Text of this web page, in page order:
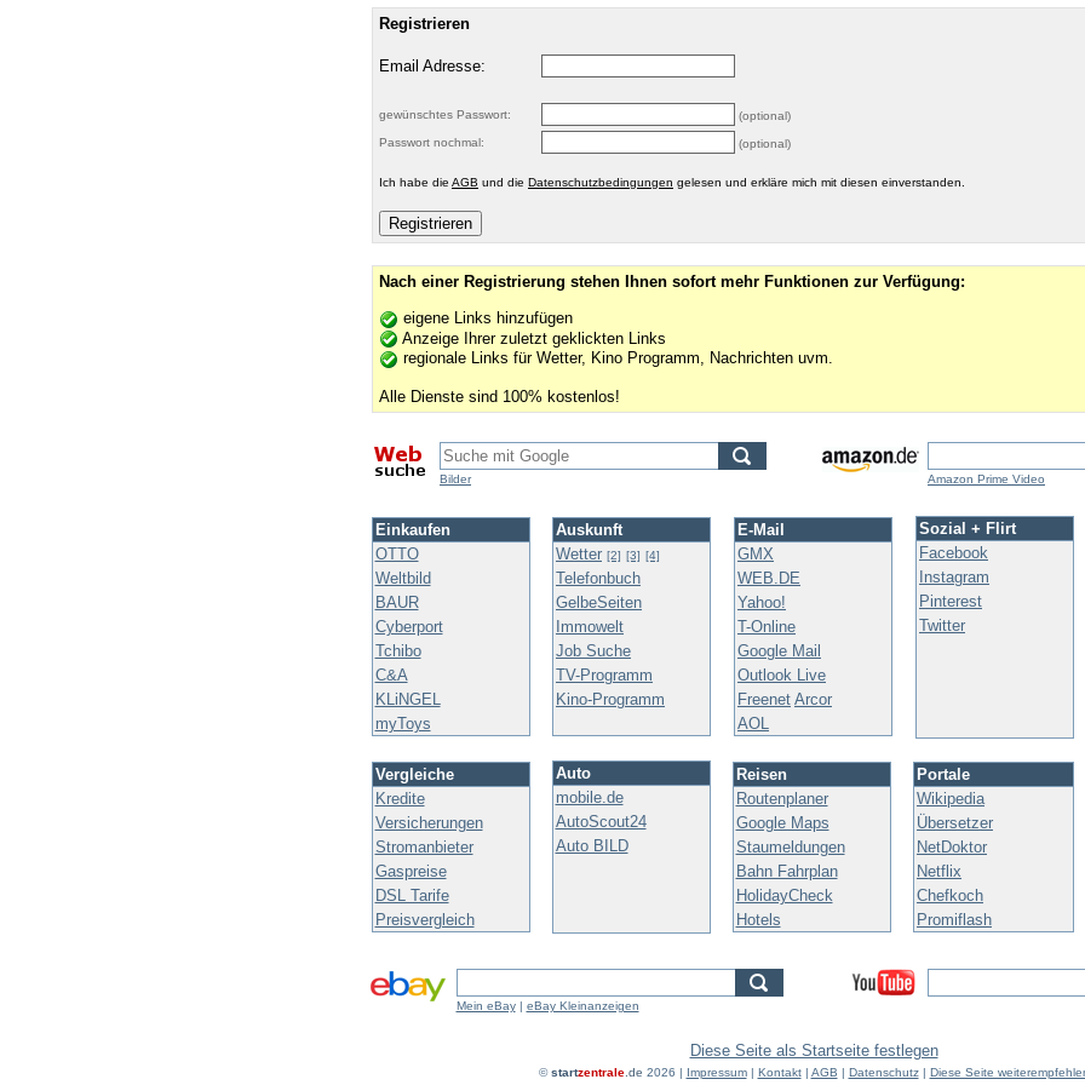
Registrieren
Email Adresse:
gewünschtes Passwort:
(optional)
Passwort nochmal:
(optional)
Ich habe die AGB und die Datenschutzbedingungen gelesen und erkläre mich mit diesen einverstanden.
Nach einer Registrierung stehen Ihnen sofort mehr Funktionen zur Verfügung:
eigene Links hinzufügen
Anzeige Ihrer zuletzt geklickten Links
regionale Links für Wetter, Kino Programm, Nachrichten uvm.
Alle Dienste sind 100% kostenlos!
Bilder Amazon Prime Video
Einkaufen
OTTO
Weltbild
BAUR
Cyberport
Tchibo
C&A
KLiNGEL
myToys
Auskunft
Wetter [2] [3] [4]
Telefonbuch
GelbeSeiten
Immowelt
Job Suche
TV-Programm
Kino-Programm
E-Mail
GMX
WEB.DE
Yahoo!
T-Online
Google Mail
Outlook Live
Freenet Arcor
AOL
Sozial + Flirt
Facebook
Instagram
Pinterest
Twitter
Vergleiche
Kredite
Versicherungen
Stromanbieter
Gaspreise
DSL Tarife
Preisvergleich
Auto
mobile.de
AutoScout24
Auto BILD
Reisen
Routenplaner
Google Maps
Staumeldungen
Bahn Fahrplan
HolidayCheck
Hotels
Portale
Wikipedia
Übersetzer
NetDoktor
Netflix
Chefkoch
Promiflash
Mein eBay| eBay Kleinanzeigen
Diese Seite als Startseite festlegen
© startzentrale.de 2026 | Impressum | Kontakt | AGB | Datenschutz | Diese Seite